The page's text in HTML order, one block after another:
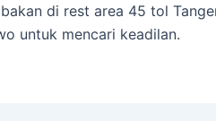
di rest area 45 tol
untuk mencari keadilan.